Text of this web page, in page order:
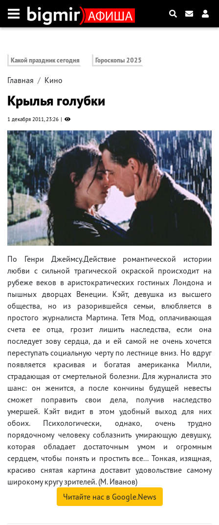
Какой праздник сегодня Гороскопы 2025
Главная Кино
Крылья голубки
1 декабря 2011, 23:26
По Генри Джеймсу.Действие романтической истории
любви с сильной трагической окраской происходит на
рубеже веков в аристократических гостиных Лондона и
пышных дворцах Венеции. Кэйт, девушка из высшего
общества, но из разорившейся семьи, влюбляется в
простого журналиста Мартина. Тетя Мод, оплачивающая
счета ее отца, грозит лишить наследства, если она
последует зову сердца, да и ей самой не очень хочется
переступать социальную черту по лестнице вниз. Но вдруг
появляется красивая и богатая американка Милли,
страдающая от смертельной болезни. Для журналиста это
шанс: он женится, а после кончины будущей невесты
сможет поправить свои дела, получив наследство
умершей. Кэйт видит в этом удобный выход для них
обоих. Психологически, однако, очень трудно
порядочному человеку соблазнить умирающую девушку,
которая обладает достаточным умом и огромным
сердцем, чтобы понять и простить все... Тонкая, изящная,
красиво снятая картина доставит удовольствие самому
широкому кругу зрителей. (М. Иванов)
Читайте нас в Google.News